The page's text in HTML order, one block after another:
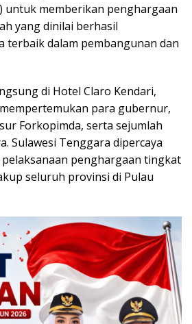
untuk memberikan penghargaan
yang dinilai berhasil
terbaik dalam pembangunan dan
di Hotel Claro Kendari,
para gubernur,
Forkopimda, serta sejumlah
Sulawesi Tenggara dipercaya
penghargaan tingkat
seluruh provinsi di Pulau